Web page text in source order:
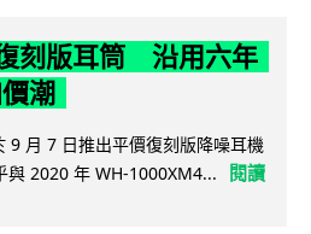
刻版耳筒 沿用六年
潮
9 月 7 日推出平價復刻版降噪耳機
與 2020 年 WH-1000XM4...
閱讀